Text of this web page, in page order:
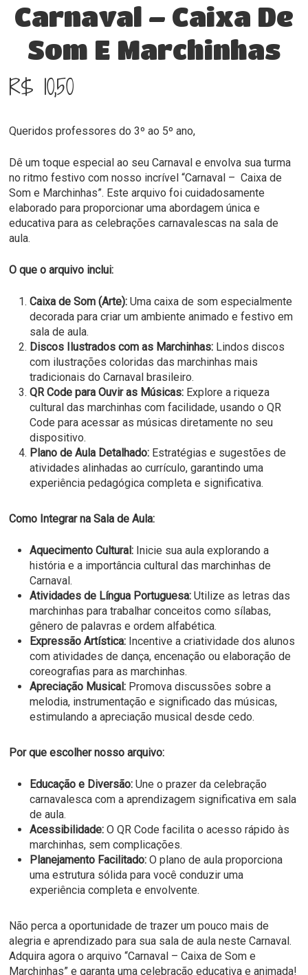
Carnaval – Caixa De
Som E Marchinhas
R$ 10,50
Queridos professores do 3º ao 5º ano,
Dê um toque especial ao seu Carnaval e envolva sua turma
no ritmo festivo com nosso incrível “Carnaval – Caixa de
Som e Marchinhas”. Este arquivo foi cuidadosamente
elaborado para proporcionar uma abordagem única e
educativa para as celebrações carnavalescas na sala de
aula.
O que o arquivo inclui:
Caixa de Som (Arte): Uma caixa de som especialmente
decorada para criar um ambiente animado e festivo em
sala de aula.
Discos Ilustrados com as Marchinhas: Lindos discos
com ilustrações coloridas das marchinhas mais
tradicionais do Carnaval brasileiro.
QR Code para Ouvir as Músicas: Explore a riqueza
cultural das marchinhas com facilidade, usando o QR
Code para acessar as músicas diretamente no seu
dispositivo.
Plano de Aula Detalhado: Estratégias e sugestões de
atividades alinhadas ao currículo, garantindo uma
experiência pedagógica completa e significativa.
Como Integrar na Sala de Aula:
Aquecimento Cultural: Inicie sua aula explorando a
história e a importância cultural das marchinhas de
Carnaval.
Atividades de Língua Portuguesa: Utilize as letras das
marchinhas para trabalhar conceitos como sílabas,
gênero de palavras e ordem alfabética.
Expressão Artística: Incentive a criatividade dos alunos
com atividades de dança, encenação ou elaboração de
coreografias para as marchinhas.
Apreciação Musical: Promova discussões sobre a
melodia, instrumentação e significado das músicas,
estimulando a apreciação musical desde cedo.
Por que escolher nosso arquivo:
Educação e Diversão: Une o prazer da celebração
carnavalesca com a aprendizagem significativa em sala
de aula.
Acessibilidade: O QR Code facilita o acesso rápido às
marchinhas, sem complicações.
Planejamento Facilitado: O plano de aula proporciona
uma estrutura sólida para você conduzir uma
experiência completa e envolvente.
Não perca a oportunidade de trazer um pouco mais de
alegria e aprendizado para sua sala de aula neste Carnaval.
Adquira agora o arquivo “Carnaval – Caixa de Som e
Marchinhas” e garanta uma celebração educativa e animada!